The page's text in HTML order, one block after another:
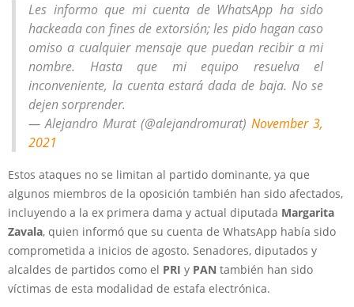
Les informo que mi cuenta de WhatsApp ha sido
hackeada con fines de extorsión; les pido hagan caso
omiso a cualquier mensaje que puedan recibir a mi
nombre. Hasta que mi equipo resuelva el
inconveniente, la cuenta estará dada de baja. No se
dejen sorprender.
— Alejandro Murat (@alejandromurat)November 3,
2021
Estos ataques no se limitan al partido dominante, ya que
algunos miembros de la oposición también han sido afectados,
incluyendo a la ex primera dama y actual diputada Margarita
Zavala, quien informó que su cuenta de WhatsApp había sido
comprometida a inicios de agosto. Senadores, diputados y
alcaldes de partidos como el PRI y PAN también han sido
víctimas de esta modalidad de estafa electrónica.